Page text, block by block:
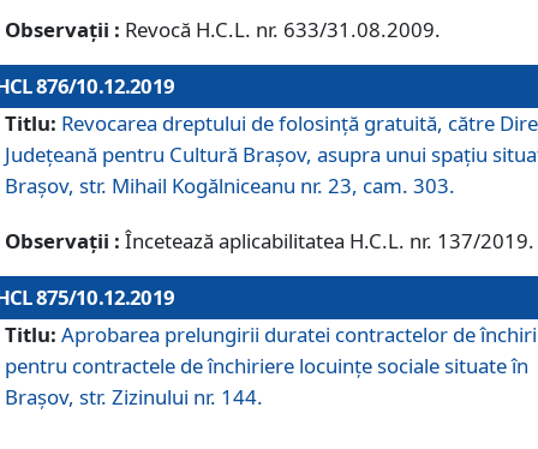
Observații : Revocă H.C.L. nr. 633/31.08.2009.
876/10.12.2019
Titlu: Revocarea dreptului de folosinţă gratuită, către
Judeţeană pentru Cultură Braşov, asupra unui spaţiu
Braşov, str. Mihail Kogălniceanu nr. 23, cam. 303.
Observații : Încetează aplicabilitatea H.C.L. nr. 137/2019.
875/10.12.2019
Titlu: Aprobarea prelungirii duratei contractelor de
pentru contractele de închiriere locuinţe sociale situate în
Braşov, str. Zizinului nr. 144.